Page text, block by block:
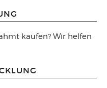
kaufen? Wir helfen